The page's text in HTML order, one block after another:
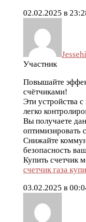
02.02.2025 в
Участник
Повышайте
счётчиками!
Эти устройства
легко
Вы получаете
оптимизировать
Снижайте
безопасность
Купить счетчик
счетчик газа
03.02.2025 в